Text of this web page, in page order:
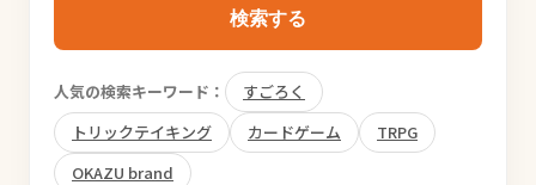
検索する
人気の検索キーワード：
すごろく
トリックテイキング
カードゲーム
TRPG
OKAZU brand